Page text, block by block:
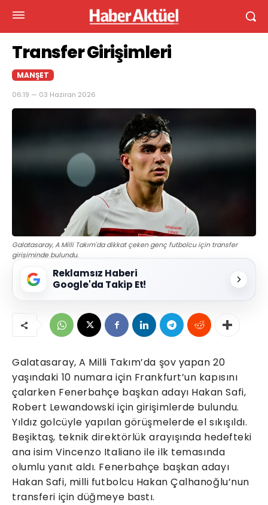
Transfer Girişimleri
MANŞET
06:19 — 03 Haziran 2026
Galatasaray, A Milli Takım'da dikkat çeken genç futbolcu için transfer
girişiminde bulundu.
Reklamsız Haberi
Google'da Takip Et!
Galatasaray, A Milli Takım’da şov yapan 20
yaşındaki 10 numara için Frankfurt’un kapısını
çalarken Fenerbahçe başkan adayı Hakan Safi,
Robert Lewandowski için girişimlerde bulundu.
Yıldız golcüyle yapılan görüşmelerde el sıkışıldı.
Beşiktaş, teknik direktörlük arayışında hedefteki
ana isim Vincenzo Italiano ile ilk temasında
olumlu yanıt aldı. Fenerbahçe başkan adayı
Hakan Safi, milli futbolcu Hakan Çalhanoğlu’nun
transferi için düğmeye bastı.